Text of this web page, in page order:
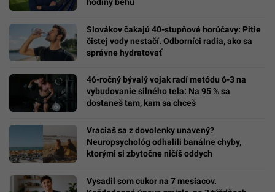
Slovákov čakajú 40-stupňové horúčavy: Pitie
čistej vody nestačí. Odborníci radia, ako sa
správne hydratovať
46-ročný bývalý vojak radí metódu 6-3 na
vybudovanie silného tela: Na 95 % sa
dostaneš tam, kam sa chceš
Vraciaš sa z dovolenky unavený?
Neuropsychológ odhalili banálne chyby,
ktorými si zbytočne ničíš oddych
Vysadil som cukor na 7 mesiacov.